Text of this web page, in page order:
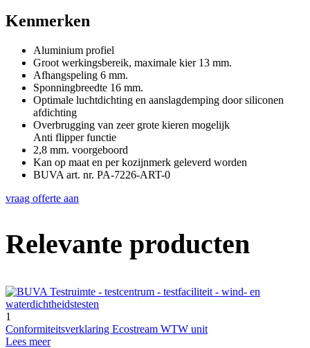
Kenmerken
Aluminium profiel
Groot werkingsbereik, maximale kier 13 mm.
Afhangspeling 6 mm.
Sponningbreedte 16 mm.
Optimale luchtdichting en aanslagdemping door siliconen
afdichting
Overbrugging van zeer grote kieren mogelijk
Anti flipper functie
2,8 mm. voorgeboord
Kan op maat en per kozijnmerk geleverd worden
BUVA art. nr. PA-7226-ART-0
vraag offerte aan
Relevante producten
1
Conformiteitsverklaring Ecostream WTW unit
Lees meer